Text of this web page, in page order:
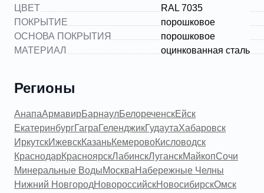
ЦВЕТ
ПОКРЫТИЕ
ОСНОВА ПОКРЫТИЯ
МАТЕРИАЛ
RAL 7035
порошковое
порошковое
оцинкованная сталь
Регионы
АнапаАрмавирБарнаулБелореченскЕйск
ЕкатеринбургГаграГеленджикГудаутаХабаровск
ИркутскИжевскКазаньКемеровоКисловодск
КраснодарКрасноярскЛабинскЛуганскМайкопСочи
Минеральные ВодыМоскваНабережные Челны
Нижний НовгородНовороссийскНовосибирскОмск